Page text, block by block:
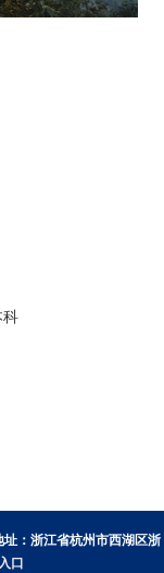
科
：浙江省杭州市西湖区浙
口